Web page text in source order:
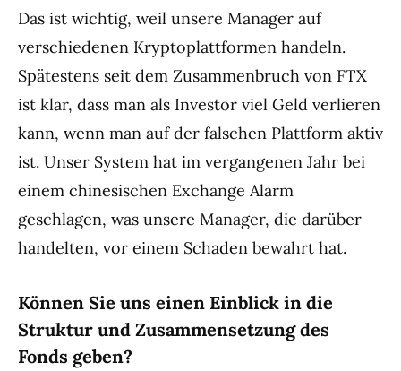
Das ist wichtig, weil unsere Manager auf
verschiedenen Kryptoplattformen handeln.
Spätestens seit dem Zusammenbruch von FTX
ist klar, dass man als Investor viel Geld verlieren
kann, wenn man auf der falschen Plattform aktiv
ist. Unser System hat im vergangenen Jahr bei
einem chinesischen Exchange Alarm
geschlagen, was unsere Manager, die darüber
handelten, vor einem Schaden bewahrt hat.
Können Sie uns einen Einblick in die
Struktur und Zusammensetzung des
Fonds geben?